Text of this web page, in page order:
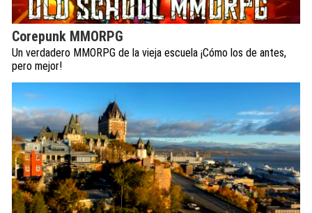
Corepunk MMORPG
Un verdadero MMORPG de la vieja escuela ¡Cómo los de antes,
pero mejor!